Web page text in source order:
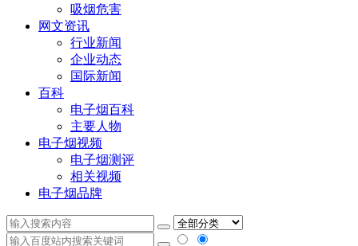
吸烟危害
网文资讯
行业新闻
企业动态
国际新闻
百科
电子烟百科
主要人物
电子烟视频
电子烟测评
相关视频
电子烟品牌